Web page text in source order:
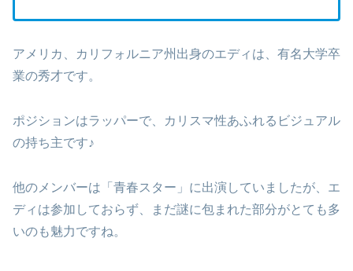
アメリカ、カリフォルニア州出身のエディは、有名大学卒
業の秀才です。
ポジションはラッパーで、カリスマ性あふれるビジュアル
の持ち主です♪
他のメンバーは「青春スター」に出演していましたが、エ
ディは参加しておらず、まだ謎に包まれた部分がとても多
いのも魅力ですね。